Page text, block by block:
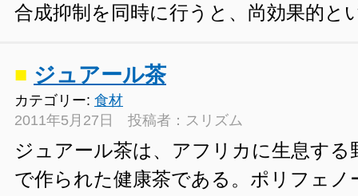
合成抑制を同時に行うと、尚効果的と
■ ジュアール茶
カテゴリー: 食材
2011年5月27日 投稿者：スリズム
ジュアール茶は、アフリカに生息する
で作られた健康茶である。ポリフェノ